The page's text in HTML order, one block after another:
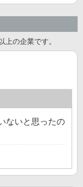
の企業です。
ないと思ったの